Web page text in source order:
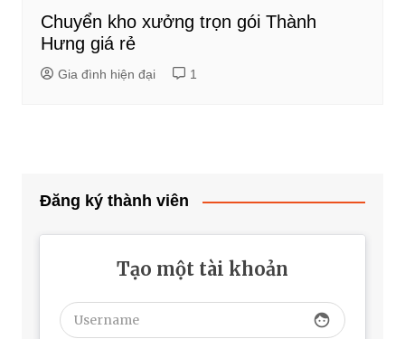
Chuyển kho xưởng trọn gói Thành
Hưng giá rẻ
Gia đình hiện đại 1
Đăng ký thành viên
Tạo một tài khoản
face